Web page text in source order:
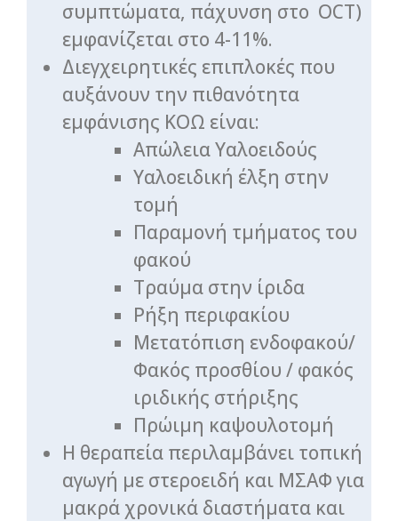
συμπτώματα, πάχυνση στο OCT)
εμφανίζεται στο 4-11%.
Διεγχειρητικές επιπλοκές που
αυξάνουν την πιθανότητα
εμφάνισης ΚΟΩ είναι:
Απώλεια Υαλοειδούς
Υαλοειδική έλξη στην
τομή
Παραμονή τμήματος του
φακού
Τραύμα στην ίριδα
Ρήξη περιφακίου
Μετατόπιση ενδοφακού/
Φακός προσθίου / φακός
ιριδικής στήριξης
Πρώιμη καψουλοτομή
Η θεραπεία περιλαμβάνει τοπική
αγωγή με στεροειδή και ΜΣΑΦ για
μακρά χρονικά διαστήματα και